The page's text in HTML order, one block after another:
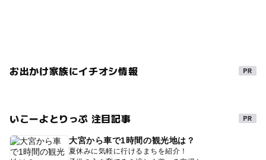
お出かけ家族にイチオシ情報
いこーよとりっぷ 注目記事
大宮から車で1時間の観光地は？
夏休みに気軽に行けるまちを紹介！